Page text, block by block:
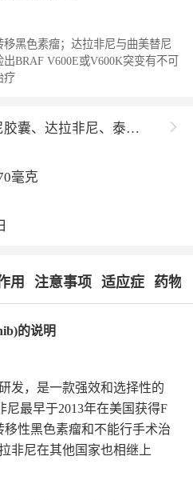
黑色素瘤；达拉非尼与曲美替尼
BRAF V600E或V600K突变有不可
疗
囊、达拉非尼、泰菲
Dabrafenib
毫克
用 注意事项 适应症 药物
的说明
发，是一款强效和选择性的
最早于2013年在美国获得F
性黑色素瘤和不能行手术治
非尼在其他国家也相继上